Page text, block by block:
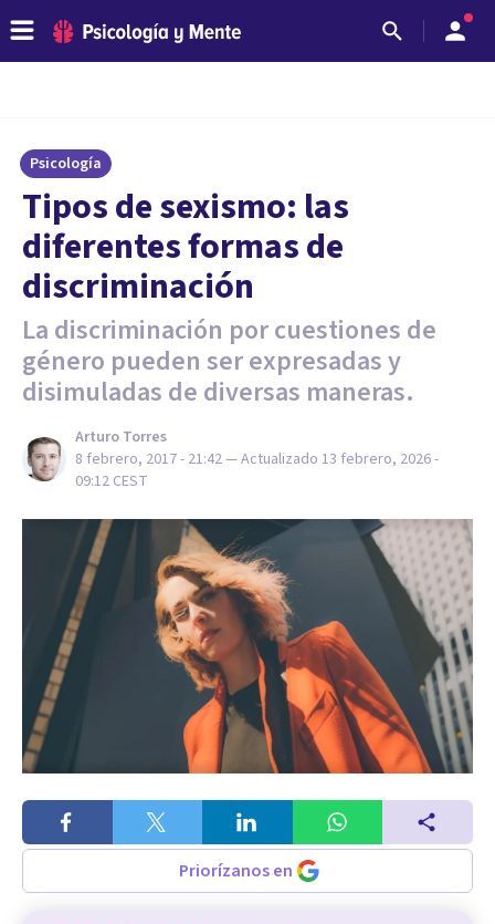
Psicología
​Tipos de sexismo: las
diferentes formas de
discriminación
La discriminación por cuestiones de
género pueden ser expresadas y
disimuladas de diversas maneras.
Arturo Torres
8 febrero, 2017 - 21:42— Actualizado 13 febrero, 2026 -
09:12 CEST
Priorízanos en